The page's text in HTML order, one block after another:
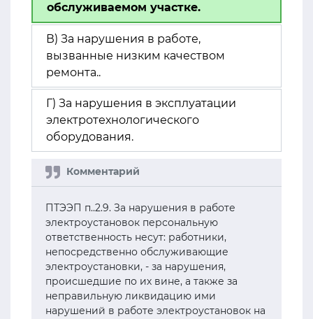
обслуживаемом участке.
В) За нарушения в работе,
вызванные низким качеством
ремонта..
Г) За нарушения в эксплуатации
электротехнологического
оборудования.
ПТЭЭП п..2.9. За нарушения в работе
электроустановок персональную
ответственность несут: работники,
непосредственно обслуживающие
электроустановки, - за нарушения,
происшедшие по их вине, а также за
неправильную ликвидацию ими
нарушений в работе электроустановок на